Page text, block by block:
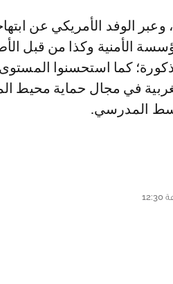
وعبر الوفد الأمريكي عن
الأمنية وكذا من قبل
كما استحسنوا
في مجال حماية محيط
المدرسي.